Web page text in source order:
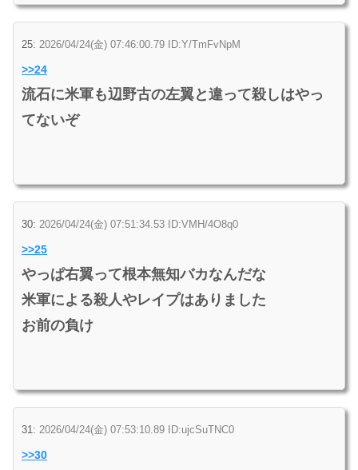
25: 2026/04/24(金) 07:46:00.79 ID:Y/TmFvNpM
>>24
流石に米軍も辺野古の左翼と違って殺しはやっ
てないぞ
30: 2026/04/24(金) 07:51:34.53 ID:VMH/4O8q0
>>25
やっぱ右翼って根本無知バカなんだな
米軍による殺人やレイプはありました
お前の負け
31: 2026/04/24(金) 07:53:10.89 ID:ujcSuTNC0
>>30